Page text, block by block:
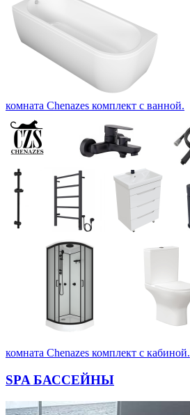
комната Chenazes комплект с ванной.
комната Chenazes комплект с кабиной.
SPA БАССЕЙНЫ